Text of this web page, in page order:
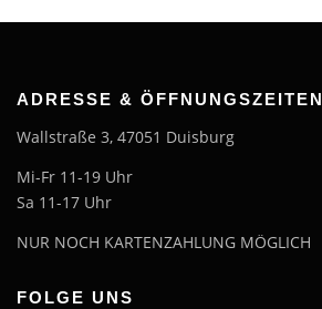
ADRESSE & ÖFFNUNGSZEITEN
Wallstraße 3, 47051 Duisburg
Mi-Fr 11-19 Uhr
Sa 11-17 Uhr
NUR NOCH KARTENZAHLUNG MÖGLICH
FOLGE UNS